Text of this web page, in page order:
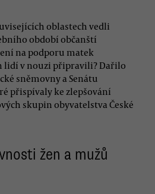
oblastech vedli
období občanští
na podporu matek
lidí v nouzi připravili? Dařilo
sněmovny a Senátu
přispívaly ke zlepšování
skupin obyvatelstva České
žen a mužů